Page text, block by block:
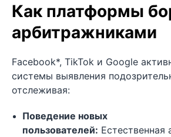
Как платформы
арбитражниками
Facebook*, TikTok и Google
системы выявления
отслеживая:
Поведение новых
пользователей: Естественная